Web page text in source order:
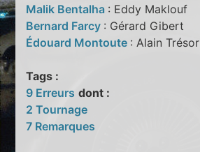
Malik Bentalha : Eddy Maklouf
Bernard Farcy : Gérard Gibert
Édouard Montoute : Alain Trésor
Tags :
9 Erreurs dont :
2 Tournage
7 Remarques